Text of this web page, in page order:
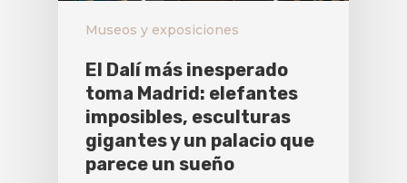
Museos y exposiciones
El Dalí más inesperado
toma Madrid: elefantes
imposibles, esculturas
gigantes y un palacio que
parece un sueño